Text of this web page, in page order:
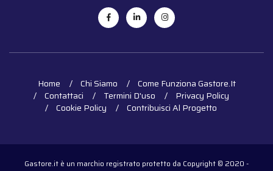
Home Chi Siamo
Come Funziona Gastore.it
Contattaci
Termini D'uso
Privacy Policy
Cookie Policy
Contribuisci Al Progetto
Gastore.it è un marchio registrato protetto da Copyright © 2020 -